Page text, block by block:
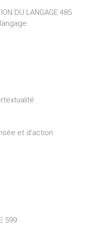
DU LANGAGE 485
et d’action
599